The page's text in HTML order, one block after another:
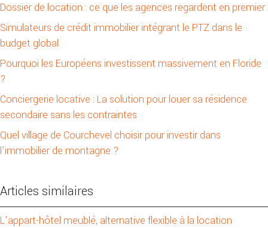
Dossier de location : ce que les agences regardent en premier
Simulateurs de crédit immobilier intégrant le PTZ dans le
budget global
Pourquoi les Européens investissent massivement en Floride
?
Conciergerie locative : La solution pour louer sa résidence
secondaire sans les contraintes
Quel village de Courchevel choisir pour investir dans
l’immobilier de montagne ?
Articles similaires
L’appart-hôtel meublé, alternative flexible à la location